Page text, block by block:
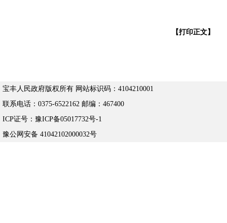
【打印正文】
宝丰人民政府版权所有 网站标识码：4104210001
联系电话：0375-6522162 邮编：467400
ICP证号：豫ICP备05017732号-1
豫公网安备 41042102000032号